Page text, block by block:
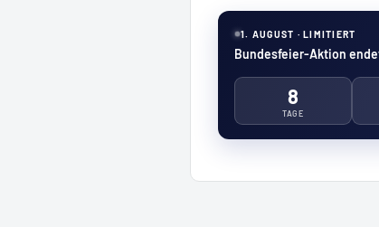
1. AUGUST · LIMITIERT
Bundesfeier-Aktion
8
TAGE